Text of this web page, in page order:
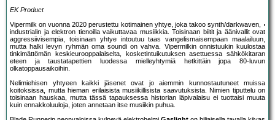
EK Product
Vipermilk on vuonna 2020 perustettu kotimainen yhtye, joka takoo synth/darkwaven,
industrialin ja elektron tienoilla vaikuttavaa musiikkia. Toisinaan biitit ja äänivallit ovat
aggressiivisempia, toisinaan yhtye intoutuu taas vangelismaisempaan maalailuun,
mutta halki levyn ryhmän oma soundi on vahva. Vipermilkin onnistuukin kuulostaa
tinkimättömän keskieurooppalaiselta, kosketintuikutuksen asettuessa sähkökitaran
eteen ja taustatapettien luodessa mielleyhtymiä hetkittäin jopa 80-luvun
olkatoppausaikoihin.
Nelimiehisen yhtyeen kaikki jäsenet ovat jo aiemmin kunnostautuneet muissa
koitoksissa, mutta hieman erilaisista musiikillisista saavutuksista. Nimien tiputtelu on
toisinaan hauskaa, mutta tässä tapauksessa historian läpivalaisu ei tuottaisi muuta
kuin ennakkoluuloja, joten annetaan itse musiikin puhua.